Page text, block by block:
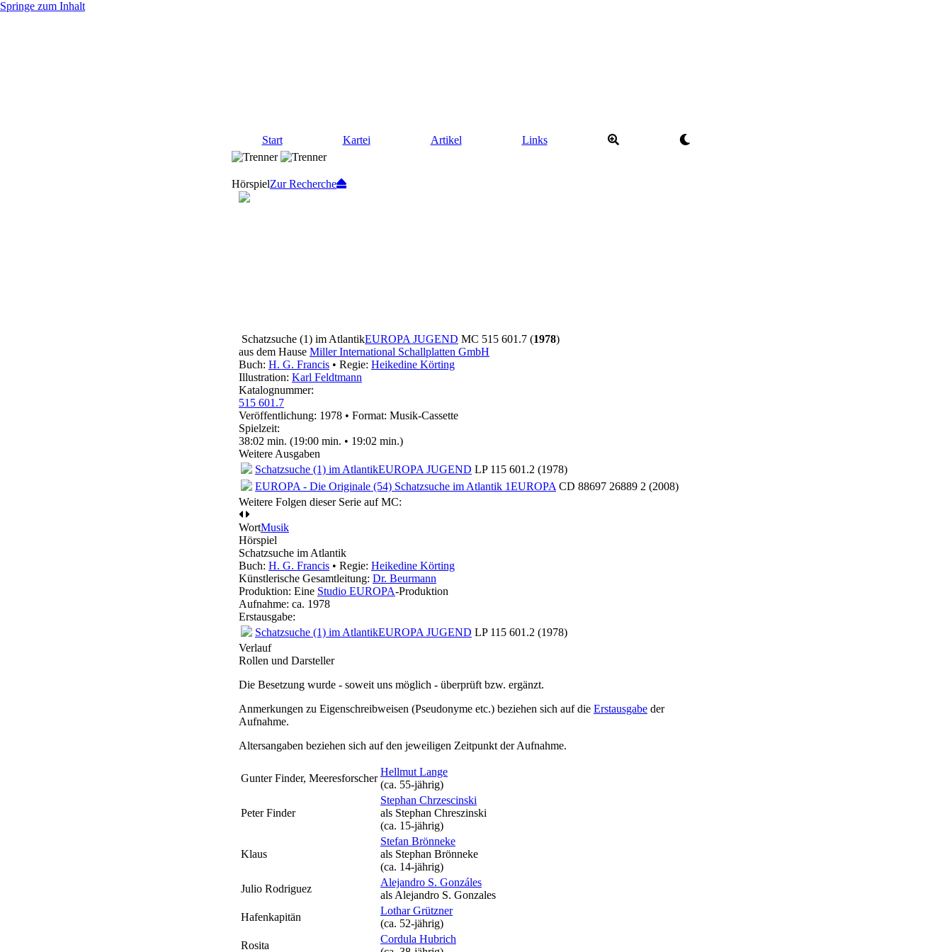
Springe zum Inhalt
Start Kartei Artikel Links
HörspielZur Recherche
Schatzsuche (1) im AtlantikEUROPA JUGEND MC 515 601.7 (1978)
aus dem Hause Miller International Schallplatten GmbH
Buch: H. G. Francis • Regie: Heikedine Körting
Illustration: Karl Feldtmann
Katalognummer:
515 601.7
Veröffentlichung: 1978 • Format: Musik-Cassette
Spielzeit:
38:02 min. (19:00 min. • 19:02 min.)
Weitere Ausgaben
Schatzsuche (1) im AtlantikEUROPA JUGEND LP 115 601.2 (1978)
EUROPA - Die Originale (54) Schatzsuche im Atlantik 1EUROPA CD 88697 26889 2 (2008)
Weitere Folgen dieser Serie auf MC:
WortMusik
Hörspiel
Schatzsuche im Atlantik
Buch: H. G. Francis • Regie: Heikedine Körting
Künstlerische Gesamtleitung: Dr. Beurmann
Produktion: Eine Studio EUROPA-Produktion
Aufnahme: ca. 1978
Erstausgabe:
Schatzsuche (1) im AtlantikEUROPA JUGEND LP 115 601.2 (1978)
Verlauf
Rollen und Darsteller
Die Besetzung wurde - soweit uns möglich - überprüft bzw. ergänzt.
Anmerkungen zu Eigenschreibweisen (Pseudonyme etc.) beziehen sich auf die Erstausgabe der
Aufnahme.
Altersangaben beziehen sich auf den jeweiligen Zeitpunkt der Aufnahme.
Gunter Finder, Meeresforscher
Hellmut Lange
(ca. 55‑jährig)
Peter Finder
Stephan Chrzescinski
als Stephan Chreszinski
(ca. 15‑jährig)
Klaus
Stefan Brönneke
als Stephan Brönneke
(ca. 14‑jährig)
Julio Rodriguez
Alejandro S. Gonzáles
als Alejandro S. Gonzales
Hafenkapitän
Lothar Grützner
(ca. 52‑jährig)
Rosita
Cordula Hubrich